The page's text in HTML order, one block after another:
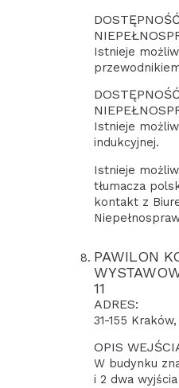
Istnieje
Istnieje
indukcyjnej.
Istnieje
tłumacza
kontakt z
PAWILON
11
ADRES:
31-155
OPIS
W budynku
i 2 dwa